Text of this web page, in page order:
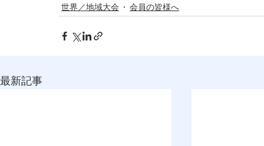
世界／地域大会 会員の皆様へ
最新記事